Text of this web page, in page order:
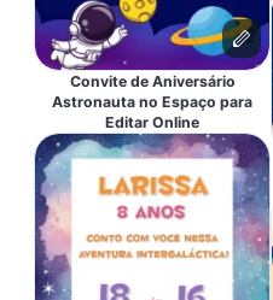
Convite de Aniversário
Astronauta no Espaço para
Editar Online